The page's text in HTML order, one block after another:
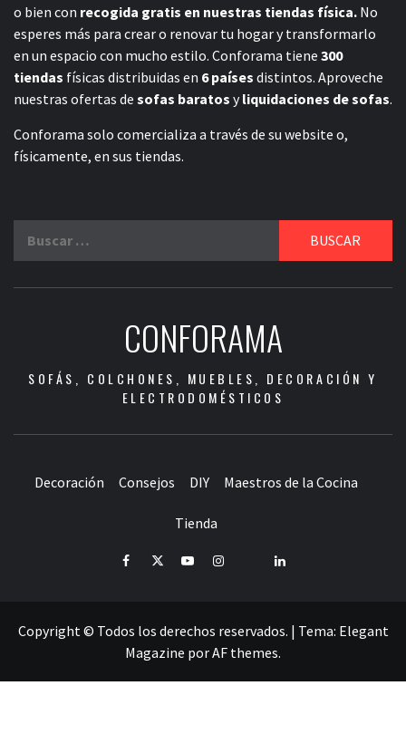
o bien con recogida gratis en nuestras tiendas física. No
esperes más para crear o renovar tu hogar y transformarlo
en un espacio con mucho estilo. Conforama tiene 300
tiendas físicas distribuidas en 6 países distintos. Aproveche
nuestras ofertas de sofas baratos yliquidaciones de sofas.
Conforama solo comercializa a través de su website o,
físicamente, en sus tiendas.
CONFORAMA
SOFÁS, COLCHONES, MUEBLES, DECORACIÓN Y
ELECTRODOMÉSTICOS
Decoración Consejos DIY Maestros de la Cocina
Tienda
FacebookTwitterYoutubeInstagramPinterestLinkedIn
Copyright © Todos los derechos reservados. | Tema: Elegant
Magazine porAF themes.